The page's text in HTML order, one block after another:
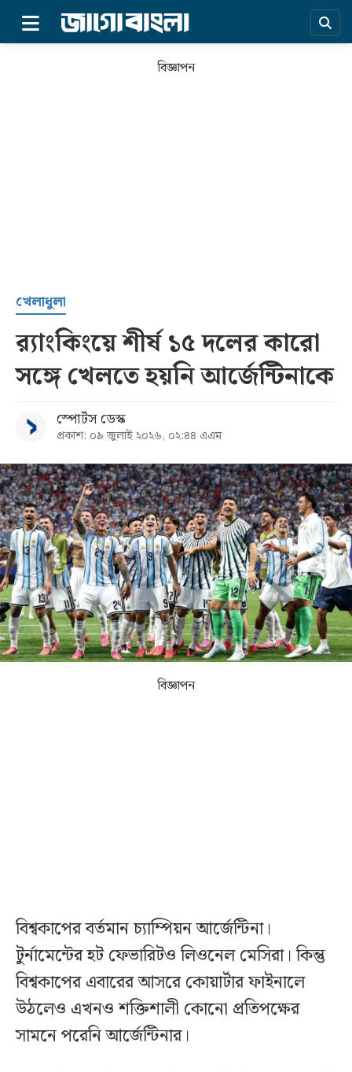
সর্বশেষ
বিভাগ
আর্কাইভ
কনভার্টার
বিজ্ঞাপন
খেলাধুলা
র‌্যাংকিংয়ে শীর্ষ ১৫ দলের কারো
সঙ্গে খেলতে হয়নি আর্জেন্টিনাকে
স্পোর্টস ডেস্ক
প্রকাশ: ০৯ জুলাই ২০২৬, ০২:৪৪ এএম
বিজ্ঞাপন
বিশ্বকাপের বর্তমান চ্যাম্পিয়ন আর্জেন্টিনা।
টুর্নামেন্টের হট ফেভারিটও লিওনেল মেসিরা। কিন্তু
বিশ্বকাপের এবারের আসরে কোয়ার্টার ফাইনালে
উঠলেও এখনও শক্তিশালী কোনো প্রতিপক্ষের
সামনে পরেনি আর্জেন্টিনার।